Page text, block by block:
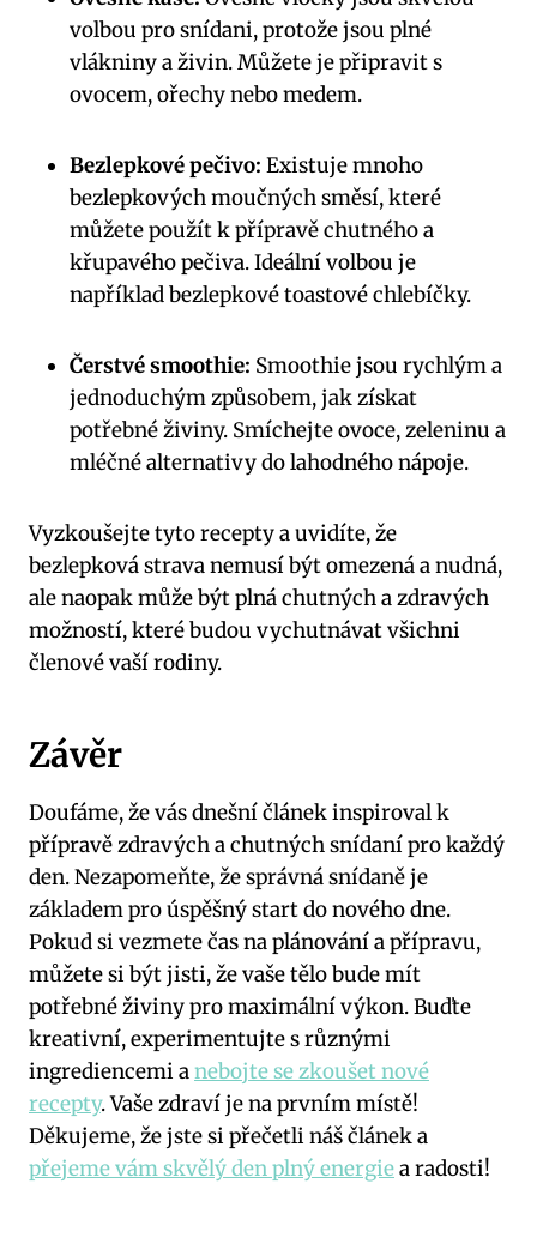
volbou pro snídani, protože jsou plné
vlákniny a živin. Můžete je připravit s
ovocem, ořechy nebo medem.
Bezlepkové pečivo: Existuje mnoho
bezlepkových moučných směsí, které
můžete použít k přípravě chutného a
křupavého pečiva. Ideální volbou je
například bezlepkové toastové chlebíčky.
Čerstvé smoothie: Smoothie jsou rychlým a
jednoduchým způsobem, jak získat
potřebné živiny. Smíchejte ovoce, zeleninu a
mléčné alternativy do lahodného nápoje.
Vyzkoušejte tyto recepty a uvidíte, že
bezlepková strava nemusí být omezená a nudná,
ale naopak může být plná chutných a zdravých
možností, které budou vychutnávat všichni
členové vaší rodiny.
Závěr
Doufáme, že vás dnešní článek inspiroval k
přípravě zdravých a chutných snídaní pro každý
den. Nezapomeňte, že správná snídaně je
základem pro úspěšný start do nového dne.
Pokud si vezmete čas na plánování a přípravu,
můžete si být jisti, že vaše tělo bude mít
potřebné živiny pro maximální výkon. Buďte
kreativní, experimentujte s různými
ingrediencemi anebojte se zkoušet nové
recepty. Vaše zdraví je na prvním místě!
Děkujeme, že jste si přečetli náš článek a
přejeme vám skvělý den plný energiea radosti!